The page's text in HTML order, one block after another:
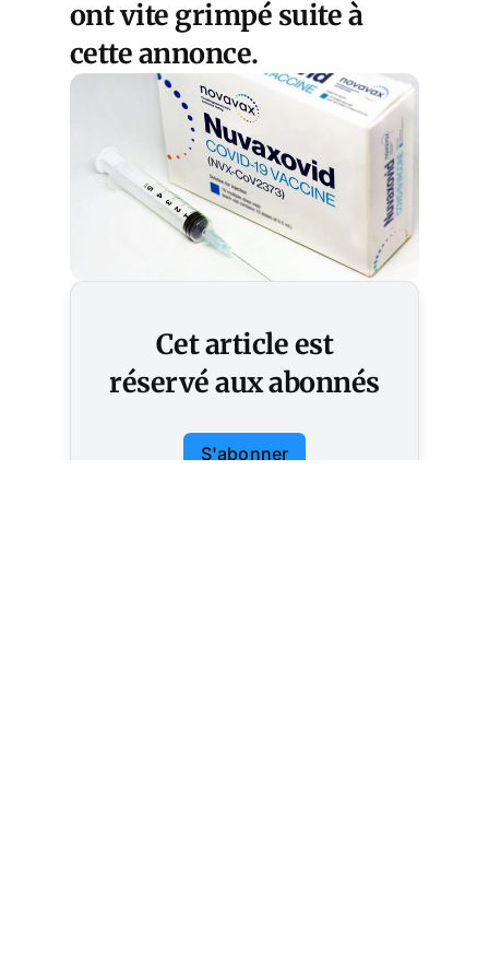
ont vite grimpé suite à
cette annonce.
Cet article est
réservé aux abonnés
S'abonner